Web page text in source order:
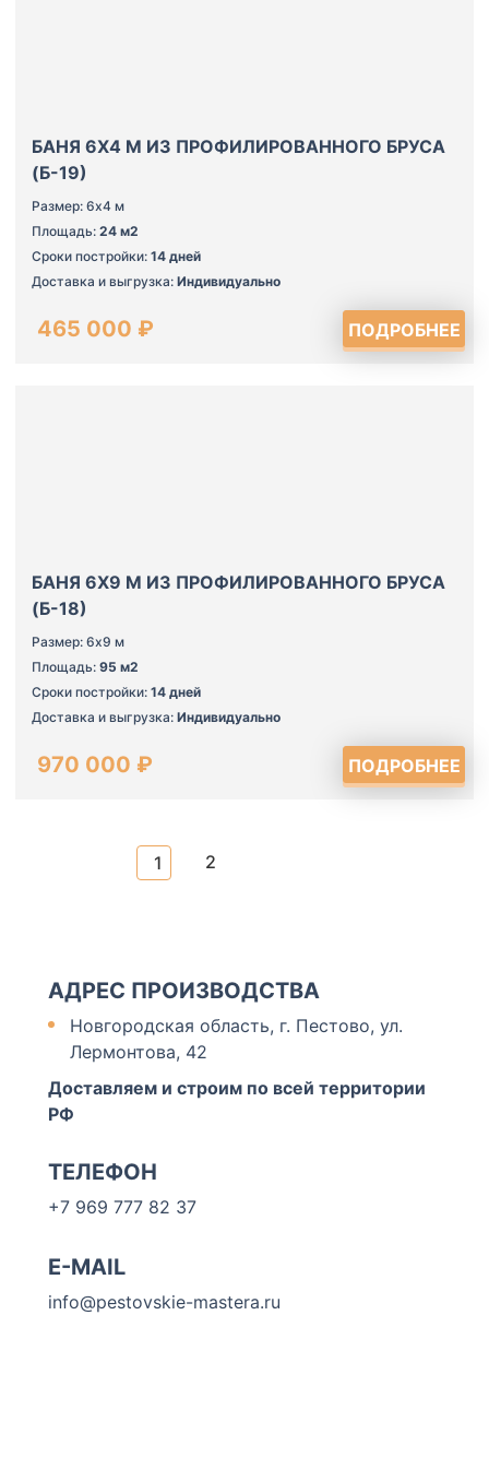
БАНЯ 6Х4 М ИЗ ПРОФИЛИРОВАННОГО БРУСА
(Б-19)
Размер: 6х4 м
Площадь: 24 м2
Сроки постройки: 14 дней
Доставка и выгрузка: Индивидуально
465 000 ₽ ПОДРОБНЕЕ
БАНЯ 6Х9 М ИЗ ПРОФИЛИРОВАННОГО БРУСА
(Б-18)
Размер: 6х9 м
Площадь: 95 м2
Сроки постройки: 14 дней
Доставка и выгрузка: Индивидуально
970 000 ₽ ПОДРОБНЕЕ
1 2
АДРЕС ПРОИЗВОДСТВА
Новгородская область, г. Пестово, ул.
Лермонтова, 42
Доставляем и строим по всей территории
РФ
ТЕЛЕФОН
+7 969 777 82 37
E-MAIL
info@pestovskie-mastera.ru